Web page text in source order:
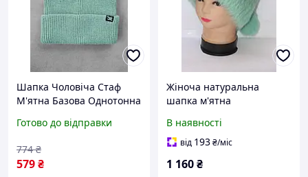
Шапка Чоловіча Стаф
М'ятна Базова Однотонна
Готово до відправки
579₴
774 ₴
Жіноча натуральна
шапка м'ятна
В наявності
від 193₴/міс
1 160₴